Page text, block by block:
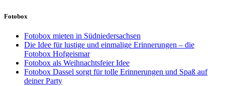
Fotobox
Fotobox mieten in Südniedersachsen
Die Idee für lustige und einmalige Erinnerungen – die
Fotobox Hofgeismar
Fotobox als Weihnachtsfeier Idee
Fotobox Dassel sorgt für tolle Erinnerungen und Spaß auf
deiner Party